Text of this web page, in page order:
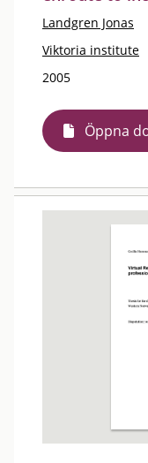
Landgren Jonas
Viktoria institute
2005
Öppna